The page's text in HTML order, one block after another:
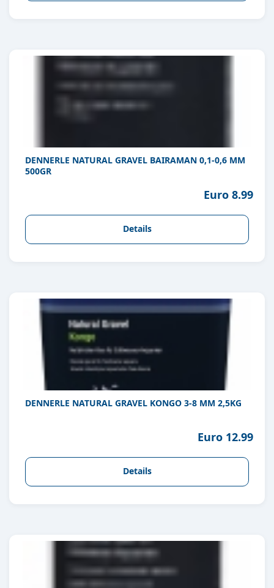
DENNERLE NATURAL GRAVEL BAIRAMAN 0,1-0,6 MM
500GR
Euro 8.99
Details
DENNERLE NATURAL GRAVEL KONGO 3-8 MM 2,5KG
Euro 12.99
Details